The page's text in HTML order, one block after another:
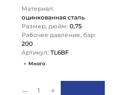
Материал:
оцинкованная сталь
Размер, дюйм: 0,75
Рабочее давление, бар:
200
Артикул: TL6BF
Много
1